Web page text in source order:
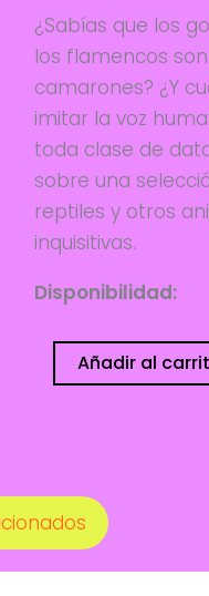
¿Sabías que los
los flamencos
camarones? ¿Y
imitar la voz
toda clase de
sobre una
reptiles y otros
inquisitivas.
Disponibilidad:
Zoolibro,
curiosidades
Añadir al